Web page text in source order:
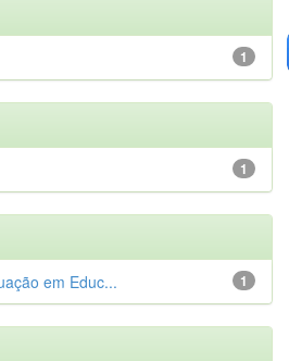
1
1
1
em Educ...